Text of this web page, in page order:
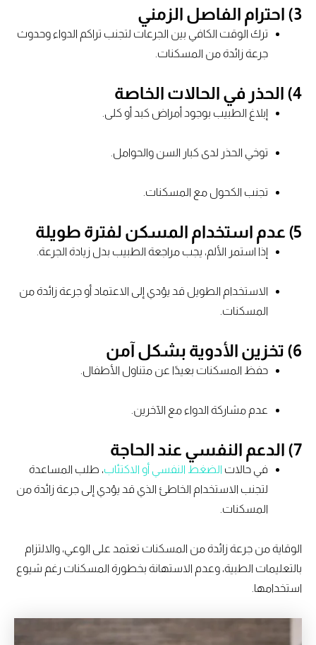
3) احترام الفاصل الزمني
ترك الوقت الكافي بين الجرعات لتجنب تراكم الدواء وحدوث
جرعة زائدة من المسكنات.
4) الحذر في الحالات الخاصة
إبلاغ الطبيب بوجود أمراض كبد أو كلى.
توخي الحذر لدى كبار السن والحوامل.
تجنب الكحول مع المسكنات.
5) عدم استخدام المسكن لفترة طويلة
إذا استمر الألم، يجب مراجعة الطبيب بدل زيادة الجرعة.
الاستخدام الطويل قد يؤدي إلى الاعتماد أو جرعة زائدة من
المسكنات.
6) تخزين الأدوية بشكل آمن
حفظ المسكنات بعيدًا عن متناول الأطفال.
عدم مشاركة الدواء مع الآخرين.
7) الدعم النفسي عند الحاجة
في حالاتالضغط النفسي أو الاكتئاب ، طلب المساعدة
لتجنب الاستخدام الخاطئ الذي قد يؤدي إلى جرعة زائدة من
المسكنات.
الوقاية من جرعة زائدة من المسكنات تعتمد على الوعي، والالتزام
بالتعليمات الطبية، وعدم الاستهانة بخطورة المسكنات رغم شيوع
استخدامها.